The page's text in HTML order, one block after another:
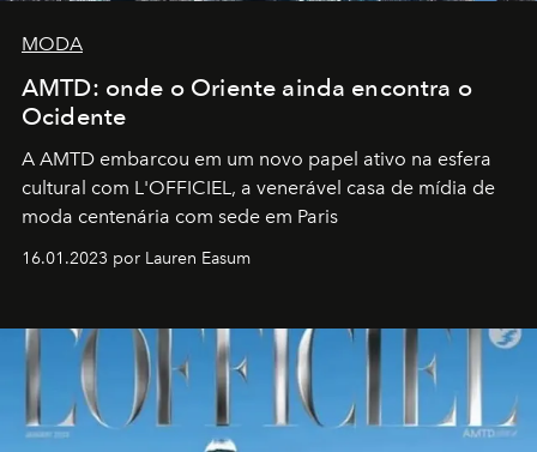
MODA
AMTD: onde o Oriente ainda encontra o
Ocidente
A AMTD embarcou em um novo papel ativo na esfera
cultural com L'OFFICIEL, a venerável casa de mídia de
moda centenária com sede em Paris
16.01.2023 por Lauren Easum